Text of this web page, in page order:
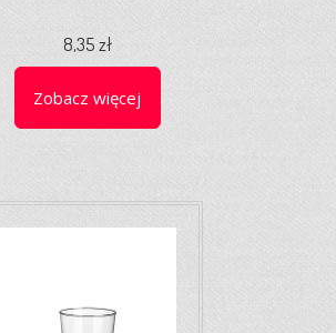
8,35 zł
Zobacz więcej